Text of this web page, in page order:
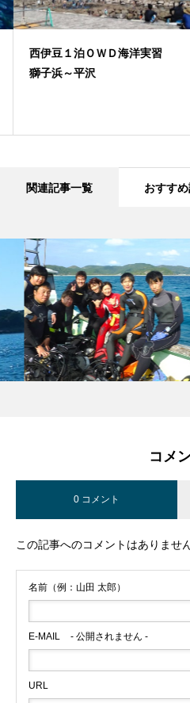
西伊豆１泊ＯＷＤ海洋実習
獅子浜～平沢
関連記事一覧 おすす
コメ
0 コメント
この記事へのコメントはありません
名前（例：山田 太郎）
E-MAIL - 公開されません -
URL